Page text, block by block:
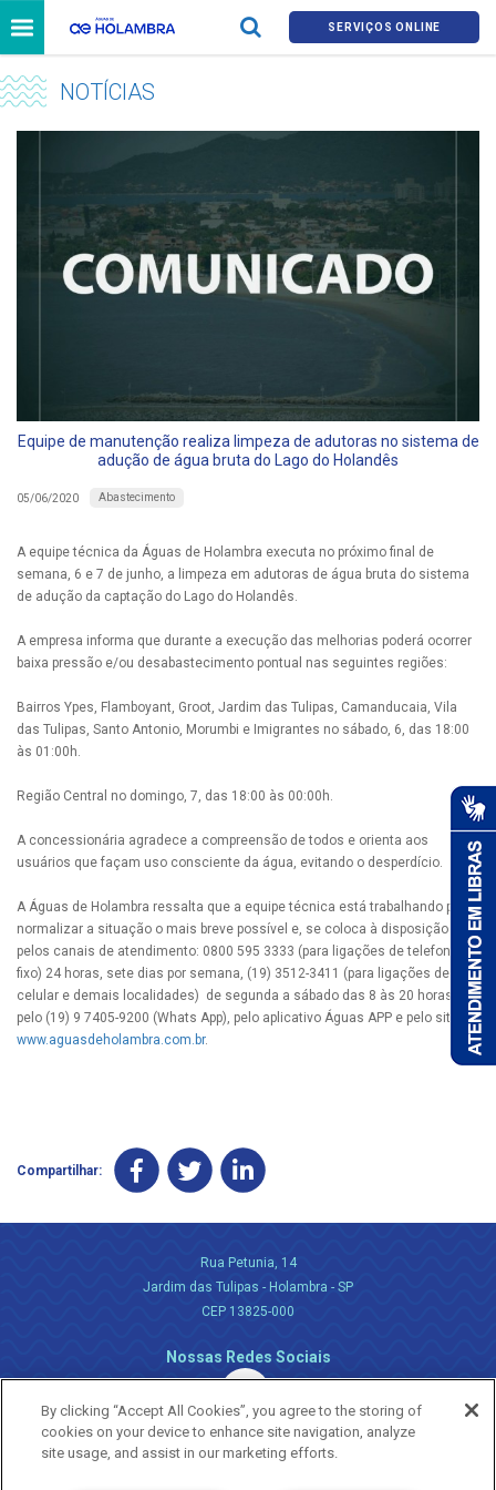
SERVIÇOS ONLINE
NOTÍCIAS
Equipe de manutenção realiza limpeza de adutoras no sistema de
adução de água bruta do Lago do Holandês
05/06/2020 Abastecimento
A equipe técnica da Águas de Holambra executa no próximo final de
semana, 6 e 7 de junho, a limpeza em adutoras de água bruta do sistema
de adução da captação do Lago do Holandês.
A empresa informa que durante a execução das melhorias poderá ocorrer
baixa pressão e/ou desabastecimento pontual nas seguintes regiões:
Bairros Ypes, Flamboyant, Groot, Jardim das Tulipas, Camanducaia, Vila
das Tulipas, Santo Antonio, Morumbi e Imigrantes no sábado, 6, das 18:00
às 01:00h.
Região Central no domingo, 7, das 18:00 às 00:00h.
A concessionária agradece a compreensão de todos e orienta aos
usuários que façam uso consciente da água, evitando o desperdício.
A Águas de Holambra ressalta que a equipe técnica está trabalhando para
normalizar a situação o mais breve possível e, se coloca à disposição
pelos canais de atendimento: 0800 595 3333 (para ligações de telefones
fixo) 24 horas, sete dias por semana, (19) 3512-3411 (para ligações de
celular e demais localidades) de segunda a sábado das 8 às 20 horas,
pelo (19) 9 7405-9200 (Whats App), pelo aplicativo Águas APP e pelo site
www.aguasdeholambra.com.br.
Compartilhar:
Rua Petunia, 14
Jardim das Tulipas - Holambra - SP
CEP 13825-000
Nossas Redes Sociais
By clicking “Accept All Cookies”, you agree to the storing of
cookies on your device to enhance site navigation, analyze
site usage, and assist in our marketing efforts.